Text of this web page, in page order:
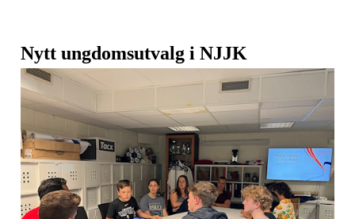
Nytt ungdomsutvalg i NJJK